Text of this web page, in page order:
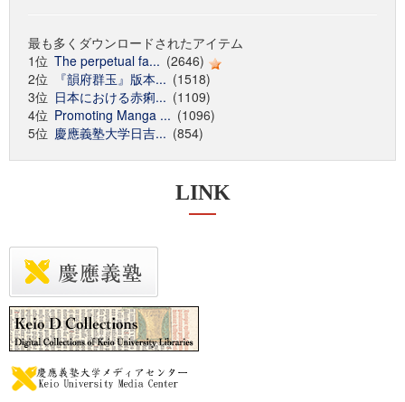
最も多くダウンロードされたアイテム
1位 The perpetual fa... (2646)
2位
『韻府群玉』版本... (1518)
3位 日本における赤痢... (1109)
4位 Promoting Manga ... (1096)
5位 慶應義塾大学日吉... (854)
LINK